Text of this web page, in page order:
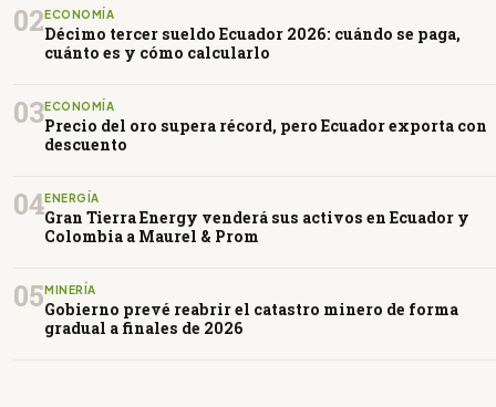
02 ECONOMÍA
Décimo tercer sueldo Ecuador 2026: cuándo se paga,
cuánto es y cómo calcularlo
03ECONOMÍA
Precio del oro supera récord, pero Ecuador exporta con
descuento
04ENERGÍA
Gran Tierra Energy venderá sus activos en Ecuador y
Colombia a Maurel & Prom
05 MINERÍA
Gobierno prevé reabrir el catastro minero de forma
gradual a finales de 2026